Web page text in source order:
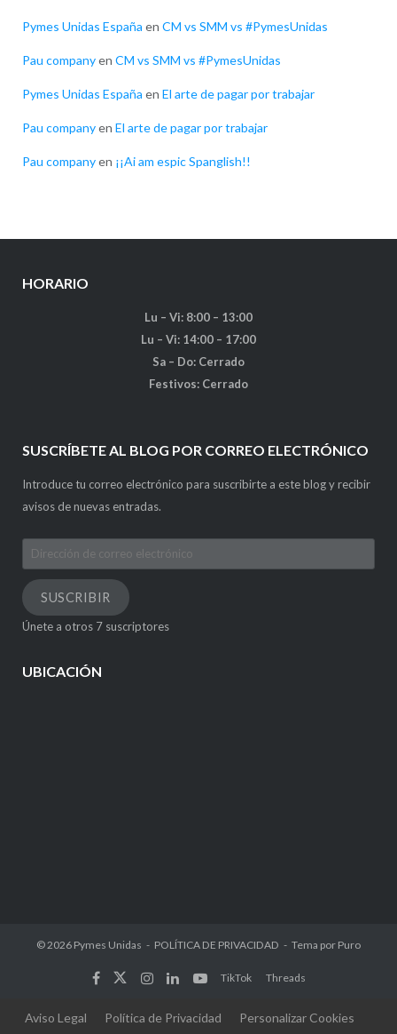
Pymes Unidas España en CM vs SMM vs #PymesUnidas
Pau companyen CM vs SMM vs #PymesUnidas
Pymes Unidas España en El arte de pagar por trabajar
Pau companyen El arte de pagar por trabajar
Pau companyen ¡¡Ai am espic Spanglish!!
HORARIO
Lu – Vi: 8:00 – 13:00
Lu – Vi: 14:00 – 17:00
Sa – Do: Cerrado
Festivos: Cerrado
SUSCRÍBETE AL BLOG POR CORREO ELECTRÓNICO
Introduce tu correo electrónico para suscribirte a este blog y recibir
avisos de nuevas entradas.
Dirección
de
correo
electrónico
SUSCRIBIR
Únete a otros 7 suscriptores
UBICACIÓN
© 2026 Pymes Unidas POLÍTICA DE PRIVACIDAD Tema por Puro
TikTok Threads
Aviso Legal Política de Privacidad
Personalizar Cookies